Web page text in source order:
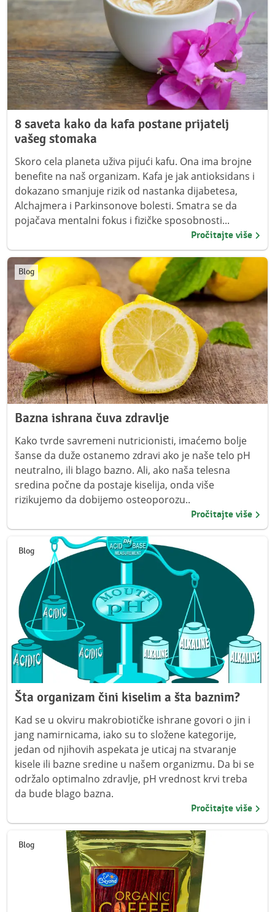
8 saveta kako da kafa postane prijatelj
vašeg stomaka
Skoro cela planeta uživa pijući kafu. Ona ima brojne
benefite na naš organizam. Kafa je jak antioksidans i
dokazano smanjuje rizik od nastanka dijabetesa,
Alchajmera i Parkinsonove bolesti. Smatra se da
pojačava mentalni fokus i fizičke sposobnosti...
Pročitajte više
Bazna ishrana čuva zdravlje
Blog
Kako tvrde savremeni nutricionisti, imaćemo bolje
šanse da duže ostanemo zdravi ako je naše telo pH
neutralno, ili blago bazno. Ali, ako naša telesna
sredina počne da postaje kiselija, onda više
rizikujemo da dobijemo osteoporozu..
Pročitajte više
Šta organizam čini kiselim a šta baznim?
Blog
Kad se u okviru makrobiotičke ishrane govori o jin i
jang namirnicama, iako su to složene kategorije,
jedan od njihovih aspekata je uticaj na stvaranje
kisele ili bazne sredine u našem organizmu. Da bi se
održalo optimalno zdravlje, pH vrednost krvi treba
da bude blago bazna.
Pročitajte više
Blog